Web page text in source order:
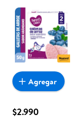
$2.990
Agregar